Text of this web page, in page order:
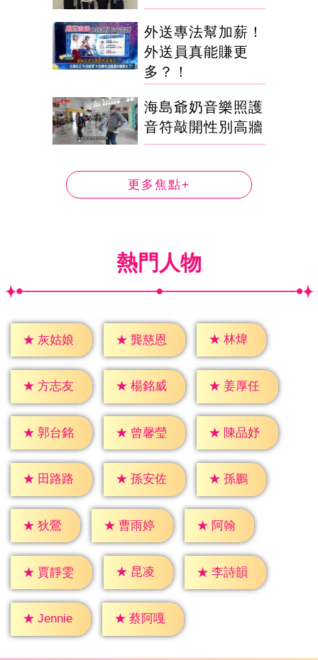
外送專法幫加薪！
外送員真能賺更
多？！
海島爺奶音樂照護
音符敲開性別高牆
更多焦點+
熱門人物
★ 灰姑娘 ★ 龔慈恩 ★ 林煒
★ 方志友 ★ 楊銘威 ★ 姜厚任
★ 郭台銘 ★ 曾馨瑩 ★ 陳品妤
★ 田路路 ★ 孫安佐 ★ 孫鵬
★ 狄鶯 ★ 曹雨婷 ★ 阿翰
★ 賈靜雯 ★ 昆凌 ★ 李詩韻
★ Jennie ★ 蔡阿嘎